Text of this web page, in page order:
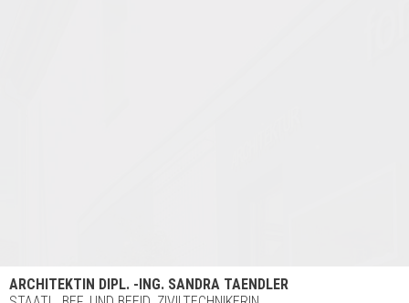
ARCHITEKTIN DIPL. -ING. SANDRA TAENDLER